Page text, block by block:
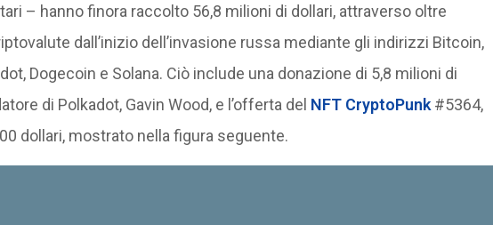
– hanno finora raccolto 56,8 milioni di dollari, attraverso oltre
dall’inizio dell’invasione russa mediante gli indirizzi Bitcoin,
Dogecoin e Solana. Ciò include una donazione di 5,8 milioni di
di Polkadot, Gavin Wood, e l’offerta del NFT CryptoPunk#5364,
dollari, mostrato nella figura seguente.